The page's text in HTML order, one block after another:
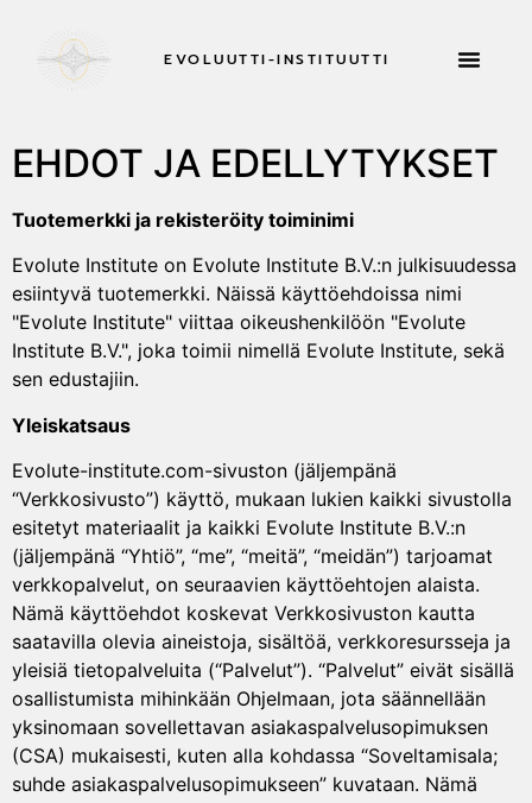
EVOLUUTTI-INSTITUUTTI
EHDOT JA EDELLYTYKSET
Tuotemerkki ja rekisteröity toiminimi
Evolute Institute on Evolute Institute B.V.:n julkisuudessa
esiintyvä tuotemerkki. Näissä käyttöehdoissa nimi
"Evolute Institute" viittaa oikeushenkilöön "Evolute
Institute B.V.", joka toimii nimellä Evolute Institute, sekä
sen edustajiin.
Yleiskatsaus
Evolute-institute.com-sivuston (jäljempänä
“Verkkosivusto”) käyttö, mukaan lukien kaikki sivustolla
esitetyt materiaalit ja kaikki Evolute Institute B.V.:n
(jäljempänä “Yhtiö”, “me”, “meitä”, “meidän”) tarjoamat
verkkopalvelut, on seuraavien käyttöehtojen alaista.
Nämä käyttöehdot koskevat Verkkosivuston kautta
saatavilla olevia aineistoja, sisältöä, verkkoresursseja ja
yleisiä tietopalveluita (“Palvelut”). “Palvelut” eivät sisällä
osallistumista mihinkään Ohjelmaan, jota säännellään
yksinomaan sovellettavan asiakaspalvelusopimuksen
(CSA) mukaisesti, kuten alla kohdassa “Soveltamisala;
suhde asiakaspalvelusopimukseen” kuvataan. Nämä